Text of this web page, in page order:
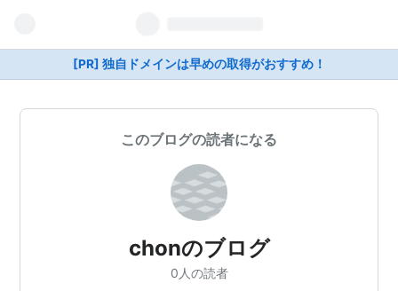
[PR] 独自ドメインは早めの取得がおすすめ！
このブログの読者になる
chonのブログ
0人の読者